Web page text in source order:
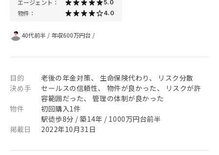
エージェント： 5.0
物件： 4.0
40代前半 / 年収600万円台 /
目的
老後の年金対策、 生命保険代わり、 リスク分散
決め手
セールスの信頼性、 物件が良かった、 リスクが許
容範囲だった、 管理の体制が良かった
物件
初回購入1件
駅徒歩8分 / 築14年 / 1000万円台前半
掲載日
2022年10月31日